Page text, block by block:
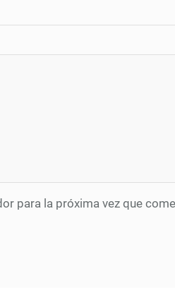
para la próxima vez que